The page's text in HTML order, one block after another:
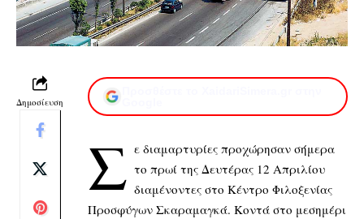
Δημοσίευση
Σ ε διαμαρτυρίες προχώρησαν σήμερα
το πρωί της Δευτέρας 12 Απριλίου
διαμένοντες στο Κέντρο Φιλοξενίας
Προσφύγων Σκαραμαγκά. Κοντά στο μεσημέρι